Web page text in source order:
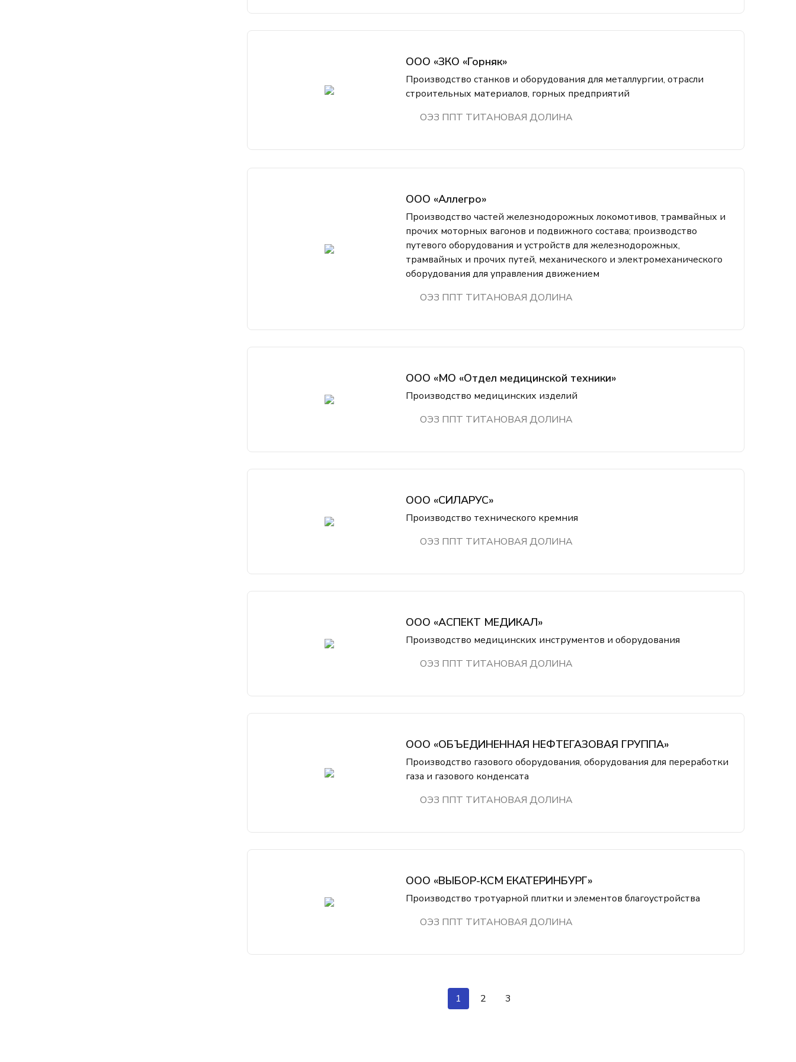
ООО «ЗКО «Горняк»
Производство станков и оборудования для металлургии, отрасли
строительных материалов, горных предприятий
ОЭЗ ППТ ТИТАНОВАЯ ДОЛИНА
ООО «Аллегро»
Производство частей железнодорожных локомотивов, трамвайных и
прочих моторных вагонов и подвижного состава; производство
путевого оборудования и устройств для железнодорожных,
трамвайных и прочих путей, механического и электромеханического
оборудования для управления движением
ОЭЗ ППТ ТИТАНОВАЯ ДОЛИНА
ООО «МО «Отдел медицинской техники»
Производство медицинских изделий
ОЭЗ ППТ ТИТАНОВАЯ ДОЛИНА
ООО «СИЛАРУС»
Производство технического кремния
ОЭЗ ППТ ТИТАНОВАЯ ДОЛИНА
ООО «АСПЕКТ МЕДИКАЛ»
Производство медицинских инструментов и оборудования
ОЭЗ ППТ ТИТАНОВАЯ ДОЛИНА
ООО «ОБЪЕДИНЕННАЯ НЕФТЕГАЗОВАЯ ГРУППА»
Производство газового оборудования, оборудования для переработки
газа и газового конденсата
ОЭЗ ППТ ТИТАНОВАЯ ДОЛИНА
ООО «ВЫБОР-КСМ ЕКАТЕРИНБУРГ»
Производство тротуарной плитки и элементов благоустройства
ОЭЗ ППТ ТИТАНОВАЯ ДОЛИНА
1 2 3